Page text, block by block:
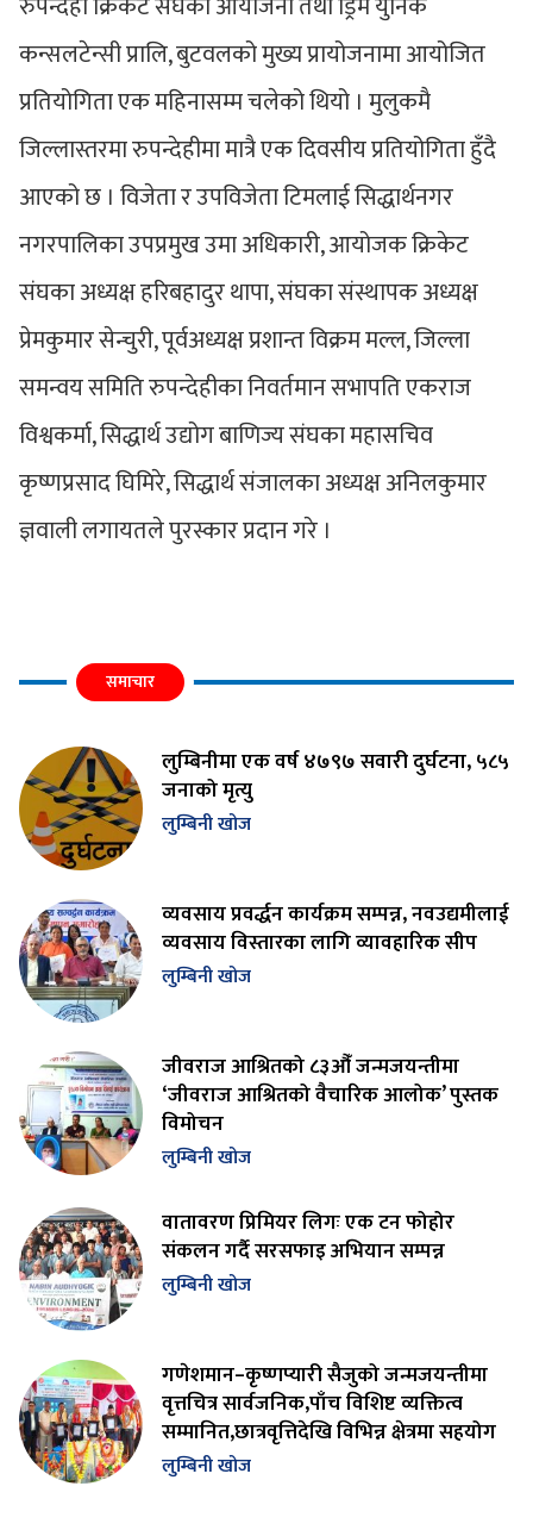
कन्सलटेन्सी प्रालि, बुटवलको मुख्य प्रायोजनामा आयोजित
प्रतियोगिता एक महिनासम्म चलेको थियो । मुलुकमै
जिल्लास्तरमा रुपन्देहीमा मात्रै एक दिवसीय प्रतियोगिता हुँदै
आएको छ । विजेता र उपविजेता टिमलाई सिद्धार्थनगर
नगरपालिका उपप्रमुख उमा अधिकारी, आयोजक क्रिकेट
संघका अध्यक्ष हरिबहादुर थापा, संघका संस्थापक अध्यक्ष
प्रेमकुमार सेन्चुरी, पूर्वअध्यक्ष प्रशान्त विक्रम मल्ल, जिल्ला
समन्वय समिति रुपन्देहीका निवर्तमान सभापति एकराज
विश्वकर्मा, सिद्धार्थ उद्योग बाणिज्य संघका महासचिव
कृष्णप्रसाद घिमिरे, सिद्धार्थ संजालका अध्यक्ष अनिलकुमार
ज्ञवाली लगायतले पुरस्कार प्रदान गरे ।
समाचार
लुम्बिनीमा एक वर्ष ४७९७ सवारी दुर्घटना, ५८५
जनाको मृत्यु
लुम्बिनी खोज
व्यवसाय प्रवर्द्धन कार्यक्रम सम्पन्न, नवउद्यमीलाई
व्यवसाय विस्तारका लागि व्यावहारिक सीप
लुम्बिनी खोज
जीवराज आश्रितको ८३औँ जन्मजयन्तीमा
‘जीवराज आश्रितको वैचारिक आलोक’ पुस्तक
विमोचन
लुम्बिनी खोज
वातावरण प्रिमियर लिगः एक टन फोहोर
संकलन गर्दै सरसफाइ अभियान सम्पन्न
लुम्बिनी खोज
गणेशमान–कृष्णप्यारी सैजुको जन्मजयन्तीमा
वृत्तचित्र सार्वजनिक,पाँच विशिष्ट व्यक्तित्व
सम्मानित,छात्रवृत्तिदेखि विभिन्न क्षेत्रमा सहयोग
लुम्बिनी खोज